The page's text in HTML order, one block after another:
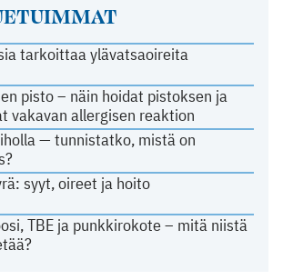
tarkoittaa ylävatsaoireita
pisto – näin hoidat pistoksen ja
vakavan allergisen reaktion
— tunnistatko, mistä on
syyt, oireet ja hoito
TBE ja punkkirokote – mitä niistä